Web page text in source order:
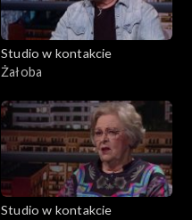
Studio w kontakcie
Żałoba
Studio w kontakcie